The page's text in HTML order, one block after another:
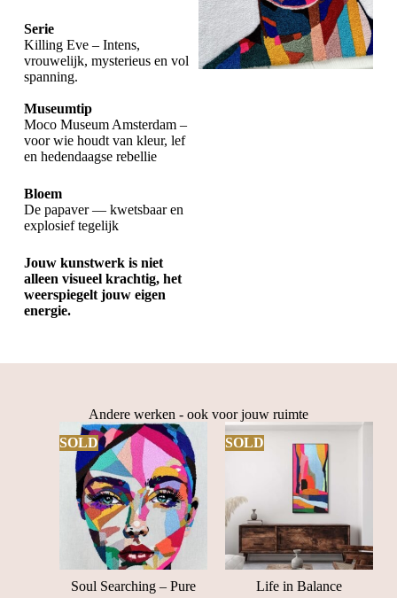
Serie
Killing Eve – Intens,
vrouwelijk, mysterieus en vol
spanning.
Museumtip
Moco Museum Amsterdam –
voor wie houdt van kleur, lef
en hedendaagse rebellie
Bloem
De papaver — kwetsbaar en
explosief tegelijk
Jouw kunstwerk is niet
alleen visueel krachtig, het
weerspiegelt jouw eigen
energie.
Andere werken - ook voor jouw ruimte
SOLD
Soul Searching – Pure
SOLD
Life in Balance